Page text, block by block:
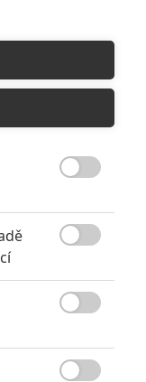
českých dějin
strašidelného
válka
x Kong: Nové